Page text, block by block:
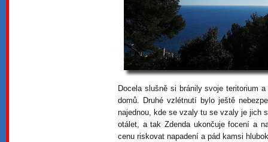
Docela slušně si bránily svoje teritorium
domů. Druhé vzlétnutí bylo ještě
najednou, kde se vzaly tu se vzaly je jich
otálet, a tak Zdenda ukončuje focení a
cenu riskovat napadení a pád kamsi